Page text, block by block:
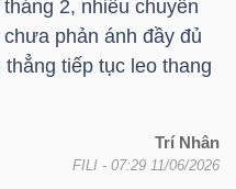
2, nhiều chuyên
phản ánh đầy đủ
tiếp tục leo thang
Trí Nhân
FILI - 07:29 11/06/2026